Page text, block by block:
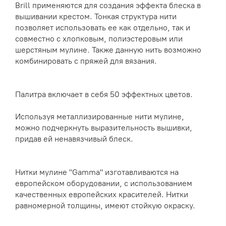
Brill применяются для создания эффекта блеска в
вышивании крестом. Тонкая структура нити
позволяет использовать ее как отдельно, так и
совместно с хлопковым, полиэстеровым или
шерстяным мулине. Также данную нить возможно
комбинировать с пряжей для вязания.
Палитра включает в себя 50 эффектных цветов.
Используя металлизированные нити мулине,
можно подчеркнуть выразительность вышивки,
придав ей ненавязчивый блеск.
Нитки мулине "Gamma" изготавливаются на
европейском оборудовании, с использованием
качественных европейских красителей. Нитки
равномерной толщины, имеют стойкую окраску.